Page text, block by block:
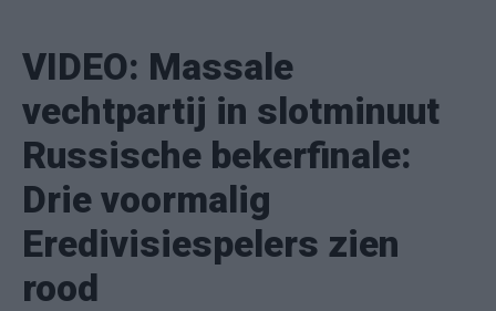
VIDEO: Massale
vechtpartij in slotminuut
Russische bekerfinale:
Drie voormalig
Eredivisiespelers zien
rood